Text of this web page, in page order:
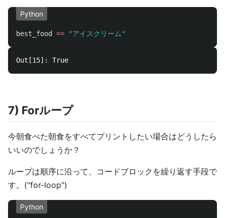
Python
best_food == "アイスクリーム "
7) Forループ
今朝食べた朝食をすべてプリントしたい場合はどうしたら
いいのでしょうか？
ループは順序に沿って、コードブロックを繰り返す手段で
す。("for-loop")
Python